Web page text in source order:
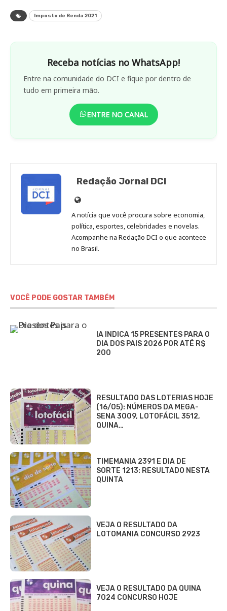
Imposto de Renda 2021
Receba notícias no WhatsApp!
Entre na comunidade do DCI e fique por dentro de
tudo em primeira mão.
ENTRE NO CANAL
Redação Jornal DCI
Site
de
Redação
Jornal
DCI
A notícia que você procura sobre economia,
política, esportes, celebridades e novelas.
Acompanhe na Redação DCI o que acontece
no Brasil.
VOCÊ PODE GOSTAR TAMBÉM
IA INDICA 15 PRESENTES PARA O
DIA DOS PAIS 2026 POR ATÉ R$
200
RESULTADO DAS LOTERIAS HOJE
(16/05): NÚMEROS DA MEGA-
SENA 3009, LOTOFÁCIL 3512,
QUINA…
TIMEMANIA 2391 E DIA DE
SORTE 1213: RESULTADO NESTA
QUINTA
VEJA O RESULTADO DA
LOTOMANIA CONCURSO 2923
VEJA O RESULTADO DA QUINA
7024 CONCURSO HOJE